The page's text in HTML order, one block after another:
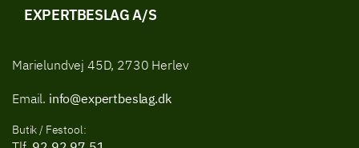
Dykker- & hæftepistoler
EXPERTBESLAG A/S
Marielundvej 45D, 2730 Herlev
Email. info@expertbeslag.dk
Butik / Festool: